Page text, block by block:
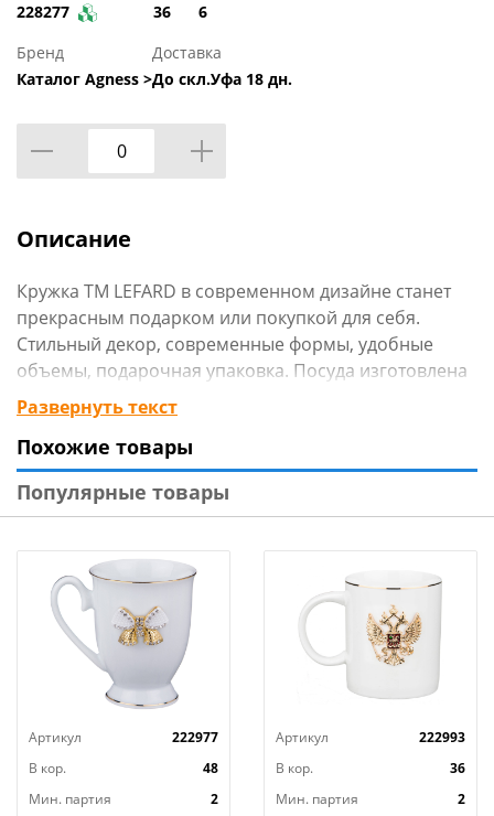
228277
36
6
Бренд
Каталог Agness >
Доставка
До скл.Уфа 18 дн.
Описание
Кружка ТМ LEFARD в современном дизайне станет
прекрасным подарком или покупкой для себя.
Стильный декор, современные формы, удобные
объемы, подарочная упаковка. Посуда изготовлена
из качественного фарфора. Продукция
сертифицирована и безопасна для контакта с
пищевыми продуктами. Прекрасный подарок по
любому поводу, никого не оставит равнодушным.
Развернуть текст
Похожие товары
Популярные товары
Артикул
222977
В кор.
48
Мин. партия
2
Артикул
222993
В кор.
36
Мин. партия
2